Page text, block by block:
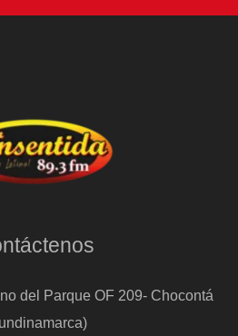
del Parque OF 209- Chocontá